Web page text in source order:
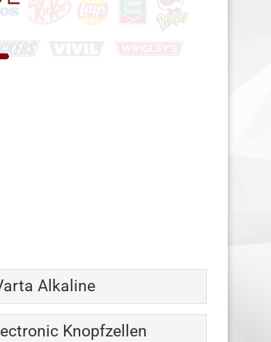
Alkaline
Knopfzellen